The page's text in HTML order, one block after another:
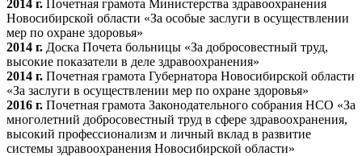
2014 г. Почетная грамота Министерства здравоохранения
Новосибирской области «За особые заслуги в осуществлении
мер по охране здоровья»
2014 г. Доска Почета больницы «За добросовестный труд,
высокие показатели в деле здравоохранения»
2014 г. Почетная грамота Губернатора Новосибирской области
«За заслуги в осуществлении мер по охране здоровья»
2016 г. Почетная грамота Законодательного собрания НСО «За
многолетний добросовестный труд в сфере здравоохранения,
высокий профессионализм и личный вклад в развитие
системы здравоохранения Новосибирской области»